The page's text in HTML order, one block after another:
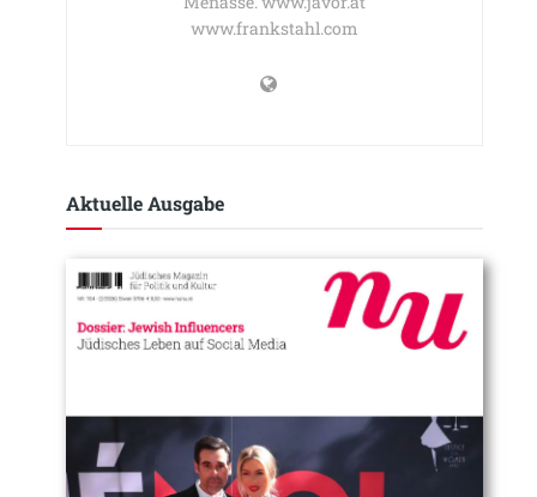
www.frankstahl.com
Aktuelle Ausgabe​